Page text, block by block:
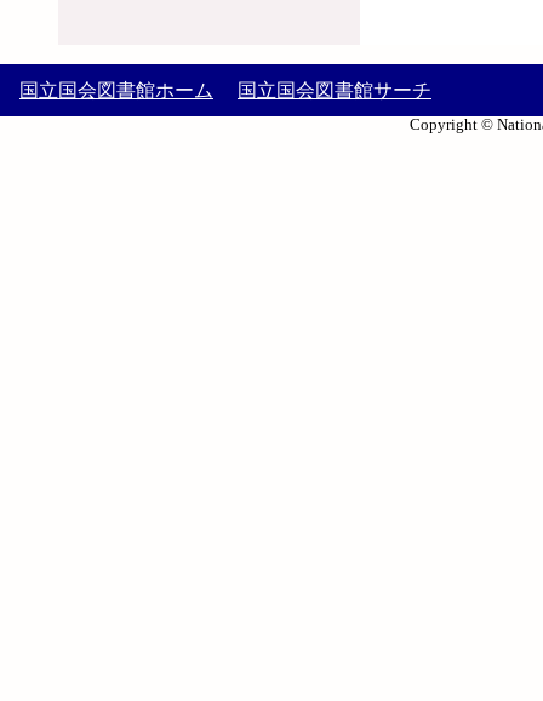
国立国会図書館ホーム 国立国会図書館サーチ
Copyright ©